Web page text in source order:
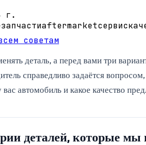
г.
запчастиaftermarketсервис
советам
деталь, а перед вами три
справедливо задаётся
вас автомобиль и какое качество
деталей, которые мы